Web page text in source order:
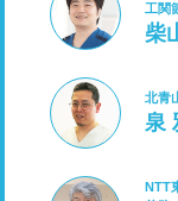
工関
柴
北青
泉
NTT